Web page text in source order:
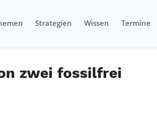
Strategien Wissen Termine
zwei fossilfrei